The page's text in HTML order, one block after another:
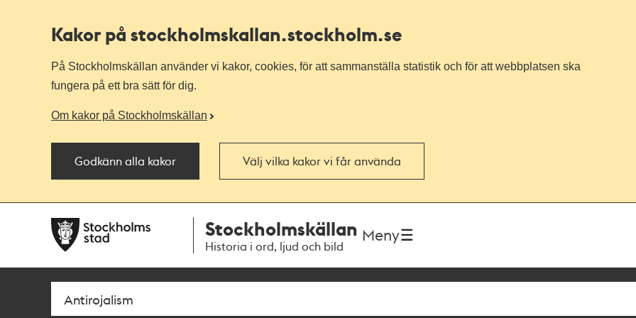
Kakor på stockholmskallan.stockholm.se
På Stockholmskällan använder vi kakor, cookies, för att sammanställa statistik och för att webbplatsen ska
fungera på ett bra sätt för dig.
Om kakor på Stockholmskällan
Godkänn alla kakor Välj vilka kakor vi får använda
navigationen
huvudinnehållet
Stockholmskällan
Historia i ord, ljud och bild
Meny
Sök